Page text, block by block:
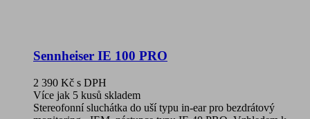
Sennheiser IE 100 PRO
2 390 Kč s DPH
Více jak 5 kusů skladem
Stereofonní sluchátka do uší typu in-ear pro bezdrátový